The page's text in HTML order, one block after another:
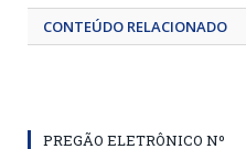
CONTEÚDO RELACIONADO
PREGÃO ELETRÔNICO Nº